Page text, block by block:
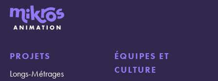
PROJETS
Longs-Métrages
ÉQUIPES ET
CULTURE